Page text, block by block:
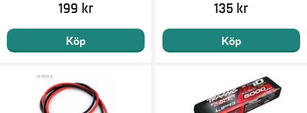
199 kr
Köp
135 kr
Köp